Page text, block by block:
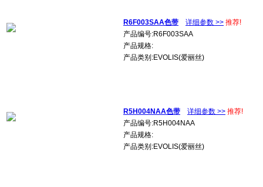
R6F003SAA色带 详细参数 >> 推荐!
产品编号:R6F003SAA
产品规格:
产品类别:EVOLIS(爱丽丝)
R5H004NAA色带 详细参数 >> 推荐!
产品编号:R5H004NAA
产品规格:
产品类别:EVOLIS(爱丽丝)